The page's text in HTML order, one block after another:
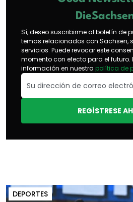
Sí, deseo suscribirme al boletín de
temas relacionados con Sachsen,
servicios. Puede revocar este
momento con efecto para el futuro.
información en nuestra política de
REGÍSTRESE
DEPORTES